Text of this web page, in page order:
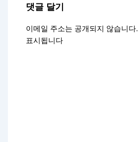
댓글 달기
이메일 주소는 공개되지 않습니다.
표시됩니다